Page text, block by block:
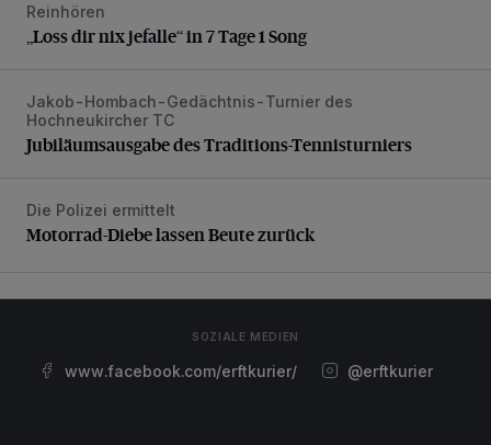
„Loss dir nix jefalle“ in 7 Tage 1 Song
Reinhören
„Loss dir nix jefalle“ in 7 Tage 1 Song
Jubiläumsausgabe des Traditions-Tennisturniers
Jakob-Hombach-Gedächtnis-Turnier des
Hochneukircher TC
Jubiläumsausgabe des Traditions-Tennisturniers
Motorrad-Diebe lassen Beute zurück
Die Polizei ermittelt
Motorrad-Diebe lassen Beute zurück
SOZIALE MEDIEN
www.facebook.com/erftkurier/ @erftkurier